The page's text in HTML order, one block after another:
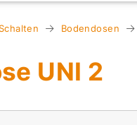
Bodendosen
UNI 2